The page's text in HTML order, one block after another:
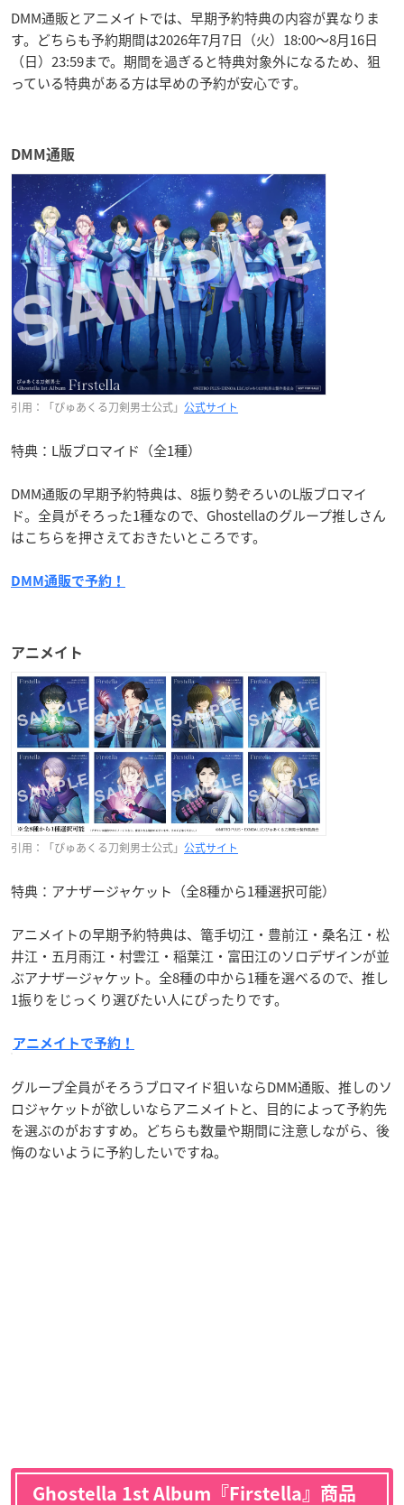
DMM通販とアニメイトでは、早期予約特典の内容が異なりま
す。どちらも予約期間は2026年7月7日（火）18:00〜8月16日
（日）23:59まで。期間を過ぎると特典対象外になるため、狙
っている特典がある方は早めの予約が安心です。
DMM通販
引用：「ぴゅあくる刀剣男士公式」 公式サイト
特典：L版ブロマイド（全1種）
DMM通販の早期予約特典は、8振り勢ぞろいのL版ブロマイ
ド。全員がそろった1種なので、Ghostellaのグループ推しさん
はこちらを押さえておきたいところです。
DMM通販で予約！
アニメイト
引用：「ぴゅあくる刀剣男士公式」 公式サイト
特典：アナザージャケット（全8種から1種選択可能）
アニメイトの早期予約特典は、篭手切江・豊前江・桑名江・松
井江・五月雨江・村雲江・稲葉江・富田江のソロデザインが並
ぶアナザージャケット。全8種の中から1種を選べるので、推し
1振りをじっくり選びたい人にぴったりです。
アニメイトで予約！
グループ全員がそろうブロマイド狙いならDMM通販、推しのソ
ロジャケットが欲しいならアニメイトと、目的によって予約先
を選ぶのがおすすめ。どちらも数量や期間に注意しながら、後
悔のないように予約したいですね。
Ghostella 1st Album『Firstella』商品